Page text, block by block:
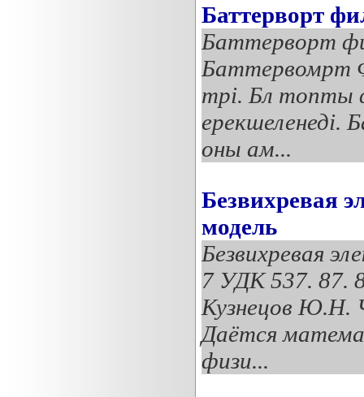
Баттерворт
Баттерворт
Баттервомрт
трі. Бл топты
оны ам...
Безвихревая
модель
Безвихревая
7 УДК 537. 87.
Кузнецов Ю.Н.
Даётся
физи...